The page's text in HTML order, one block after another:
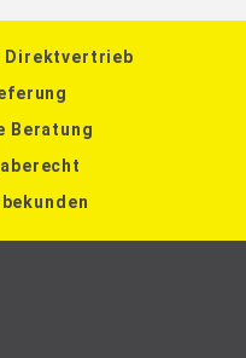
Direktvertrieb
Beratung